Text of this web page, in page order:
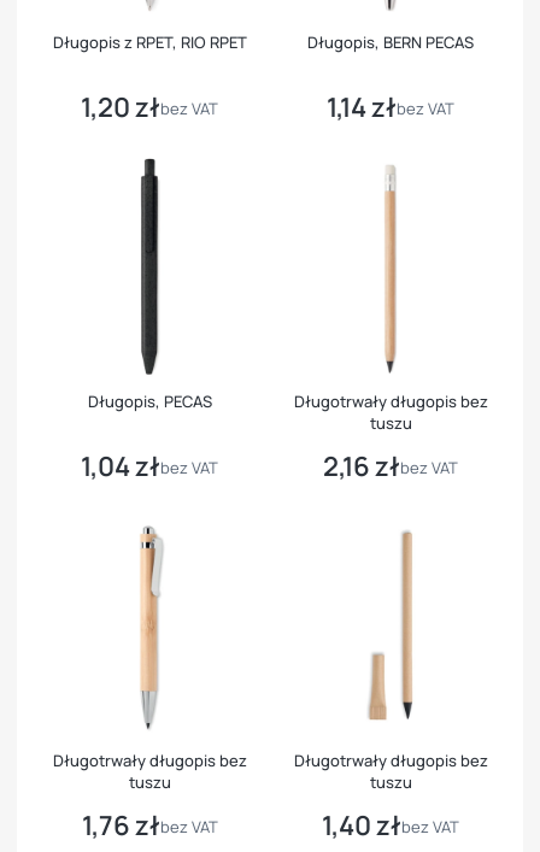
Długopis z RPET, RIO RPET
Cena
1,20 złbez VAT
Długopis, BERN PECAS
Cena
1,14 złbez VAT
Długopis, PECAS
Cena
1,04 złbez VAT
Długotrwały długopis bez
tuszu
Cena
2,16 złbez VAT
Długotrwały długopis bez
tuszu
Cena
1,76 złbez VAT
Długotrwały długopis bez
tuszu
Cena
1,40 złbez VAT